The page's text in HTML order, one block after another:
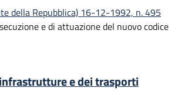
della Repubblica) 16-12-1992, n. 495
e di attuazione del nuovo codice
e dei trasporti